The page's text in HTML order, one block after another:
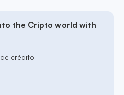
the Cripto world with
crédito